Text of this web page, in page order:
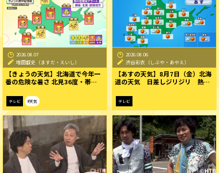
2026.08.07
増田叡史（ますだ・えいし）
【きょうの天気】北海道で今年一
番の危険な暑さ 北見36度・帯…
テレビ #天気
2026.08.06
渋谷彩衣（しぶや・あやえ）
【あすの天気】8月7日（金）北海
道の天気 日差しジリジリ 熱…
テレビ